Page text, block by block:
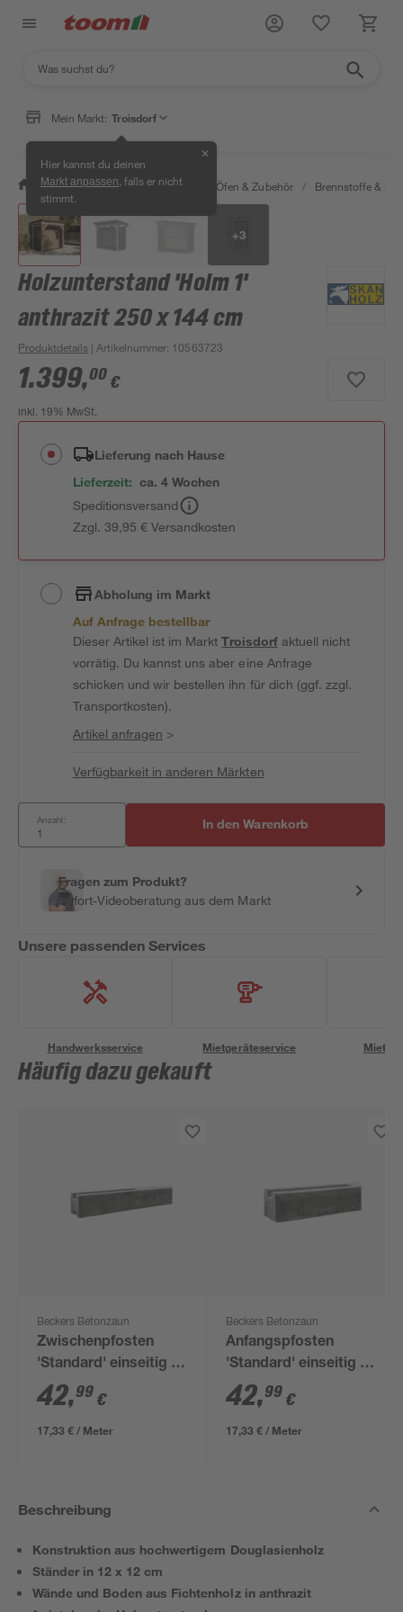
Mein Markt: Troisdorf
Hier kannst du deinen
Markt anpassen , falls er nicht
stimmt.
✕
/ Bauen & Renovieren / Kamine, Öfen & Zubehör / Brennstoffe &
+3
Holzunterstand 'Holm 1'
anthrazit 250 x 144 cm
Produktdetails | Artikelnummer: 10563723
1.399,00 €
inkl. 19% MwSt.
Lieferung nach Hause
Lieferzeit: ca. 4 Wochen
Speditionsversand
Zzgl. 39,95 € Versandkosten
Abholung im Markt
Auf Anfrage bestellbar
Dieser Artikel ist im MarktTroisdorfaktuell nicht
vorrätig. Du kannst uns aber eine Anfrage
schicken und wir bestellen ihn für dich (ggf. zzgl.
Transportkosten).
Artikel anfragen >
Verfügbarkeit in anderen Märkten
Anzahl: In den Warenkorb
Fragen zum Produkt?
Sofort-Videoberatung aus dem Markt
Unsere passenden Services
Handwerksservice Mietgeräteservice
Häufig dazu gekauft
Beckers Betonzaun
Zwischenpfosten
'Standard' einseitig 11
x 11 x 248 cm grau
42,99 €
17,33 € / Meter
Beckers Betonzaun
Anfangspfosten
'Standard' einseitig 11
x 11 x 248 cm grau
42,99 €
17,33 € / Meter
Beschreibung
Konstruktion aus hochwertigem Douglasienholz
Ständer in 12 x 12 cm
Wände und Boden aus Fichtenholz in anthrazit